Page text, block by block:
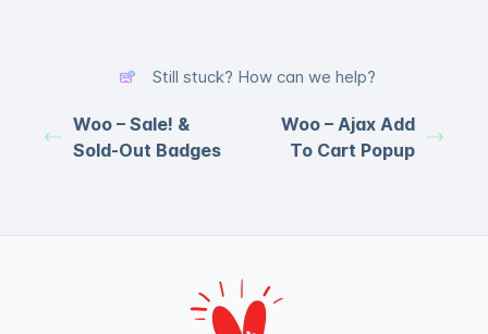
Still stuck? How can we help?
Woo – Sale! &
Sold-Out Badges
Woo – Ajax Add
To Cart Popup